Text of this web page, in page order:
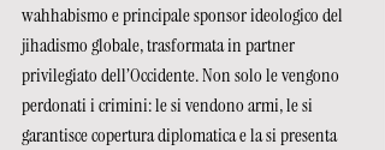
wahhabismo e principale sponsor ideologico del
jihadismo globale, trasformata in partner
privilegiato dell’Occidente. Non solo le vengono
perdonati i crimini: le si vendono armi, le si
garantisce copertura diplomatica e la si presenta